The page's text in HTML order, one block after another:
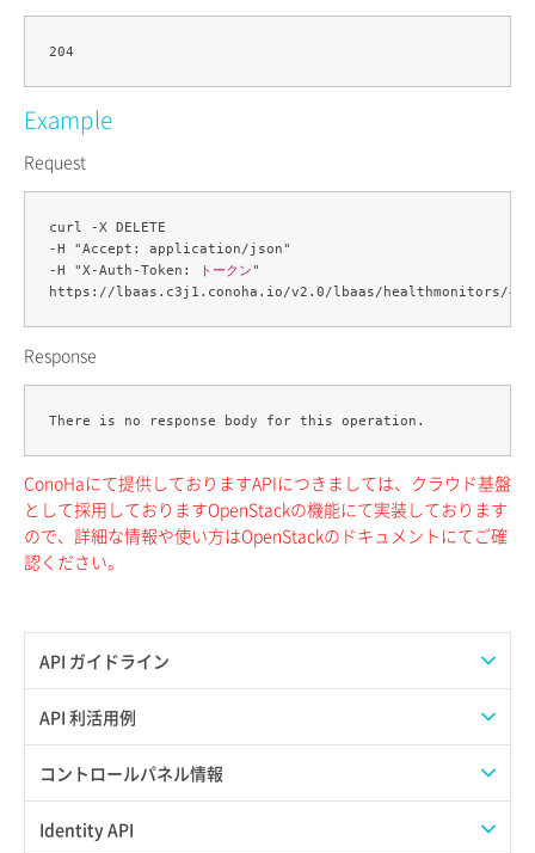
API ガイドライン
APIのご利用について
API 利活用例
APIでAPIサブユーザーを作成する
APIでVPSにISOイメージを挿入する
コントロールパネル情報
APIユーザーを作成する
Identity API
Example
Request
curl -X DELETE
-H "Accept: application/json"
-H "X-Auth-Token:
トークン"
https://lbaas.c3j1.conoha.io/v2.0/lbaas/healthmonitors/ヘ
Response
ConoHaにて提供しておりますAPIにつきましては、クラウド基盤
として採用しておりますOpenStackの機能にて実装しております
ので、詳細な情報や使い方はOpenStackのドキュメントにてご確
認ください。